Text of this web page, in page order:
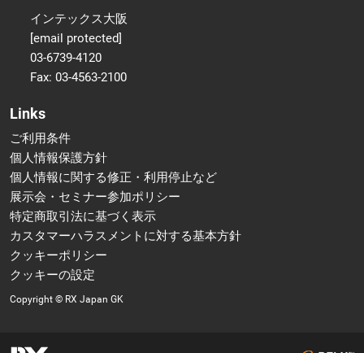
インテックス大阪
[email protected]
03-6739-4120
Fax: 03-4563-2100
Links
ご利用条件
個人情報保護方針
個人情報に関する修正・利用停止など
展示会・セミナー参加ポリシー
特定商取引法に基づく表示
カスタマーハラスメントに対する基本方針
クッキーポリシー
クッキーの設定
Copyright © RX Japan GK